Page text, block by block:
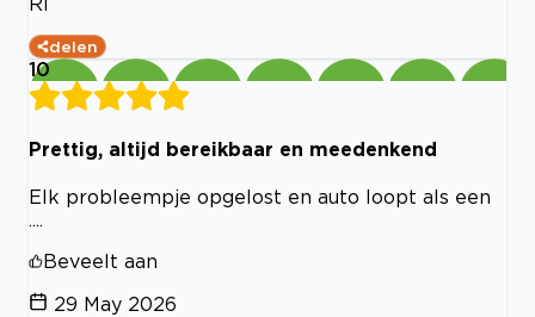
delen
10
Prettig, altijd bereikbaar en meedenkend
Elk probleempje opgelost en auto loopt als een
....
Beveelt aan
29 May 2026